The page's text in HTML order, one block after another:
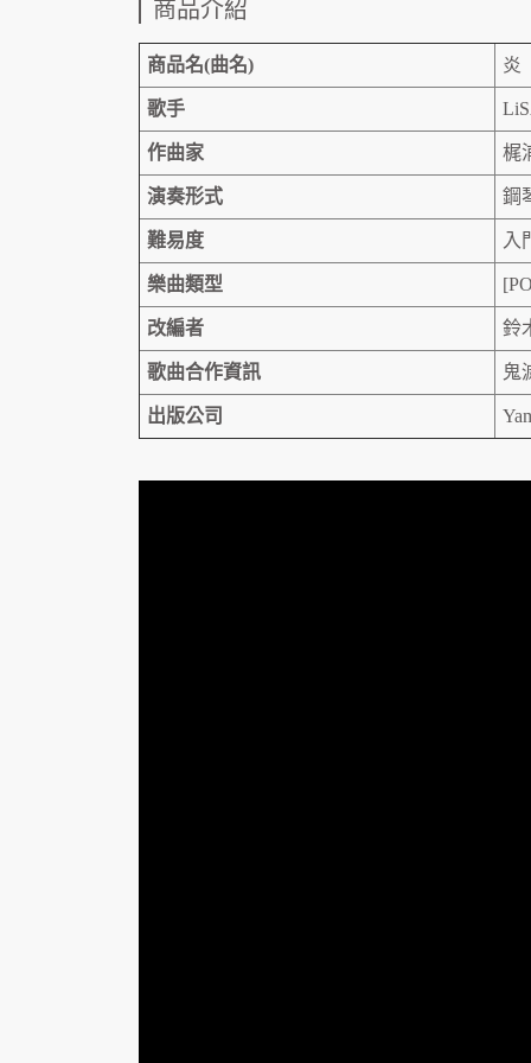
商品介紹
商品名(曲名) 炎
歌手
作曲家 梶
演奏形式 鋼
難易度 入
樂曲類型
改編者 鈴
歌曲合作資訊 鬼
出版公司